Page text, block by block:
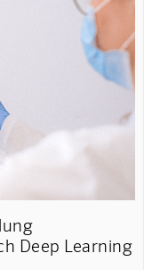
Deep Learning